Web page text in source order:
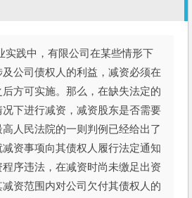
实践中，有限公司在某些情形下
公司债权人的利益，减资必须在
方可实施。那么，在缺失法定的
下进行减资，减资股东是否需要
人民法院的一则判例已经给出了
资事项向其债权人履行法定通知
序违法，在减资时尚未缴足出资
资范围内对公司欠付其债权人的